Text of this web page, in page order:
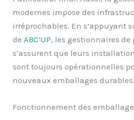
modernes impose des
irréprochables. En s’appuyant
deABC’UP, les gestionnaires
s’assurent que leurs
sont toujours opérationnelles
nouveaux emballages durables.
Fonctionnement des